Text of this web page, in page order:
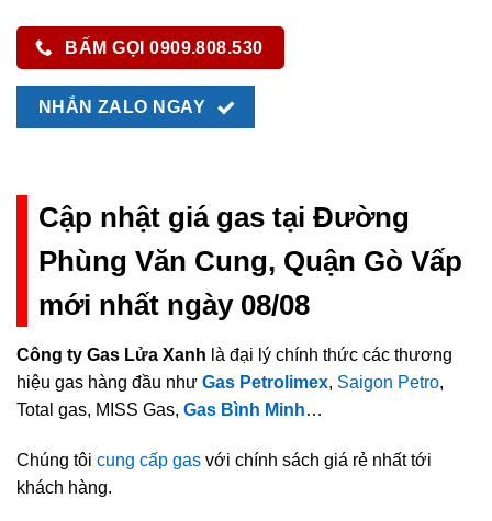
BẤM GỌI 0909.808.530
NHẮN ZALO NGAY
Cập nhật giá gas tại Đường
Phùng Văn Cung, Quận Gò Vấp
mới nhất ngày 08/08
Công ty Gas Lửa Xanh là đại lý chính thức các thương
hiệu gas hàng đầu như Gas Petrolimex, Saigon Petro,
Total gas, MISS Gas, Gas Bình Minh…
Chúng tôi cung cấp gas với chính sách giá rẻ nhất tới
khách hàng.